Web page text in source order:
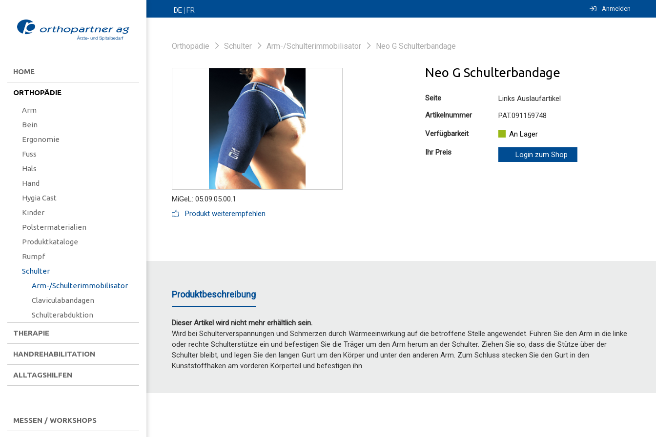
DE FR Anmelden
HOME
ORTHOPÄDIE
Arm
Bein
Ergonomie
Fuss
Hals
Hand
Hygia Cast
Kinder
Polstermaterialien
Produktkataloge
Rumpf
Schulter
Arm-/Schulterimmobilisator
Claviculabandagen
Schulterabduktion
THERAPIE
HANDREHABILITATION
ALLTAGSHILFEN
MESSEN / WORKSHOPS
Orthopädie Schulter Arm-/Schulterimmobilisator Neo G Schulterbandage
MiGeL: 05.09.05.00.1
Produkt weiterempfehlen
Neo G Schulterbandage
Seite
Links Auslaufartikel
Artikelnummer
PAT.091159748
Verfügbarkeit An Lager
Ihr Preis Login zum Shop
Produktbeschreibung
Dieser Artikel wird nicht mehr erhältlich sein.
Wird bei Schulterverspannungen und Schmerzen durch Wärmeeinwirkung auf die betroffene Stelle angewendet. Führen Sie den Arm in die linke
oder rechte Schulterstütze ein und befestigen Sie die Träger um den Arm herum an der Schulter. Ziehen Sie so, dass die Stütze über der
Schulter bleibt, und legen Sie den langen Gurt um den Körper und unter den anderen Arm. Zum Schluss stecken Sie den Gurt in den
Kunststoffhaken am vorderen Körperteil und befestigen ihn.